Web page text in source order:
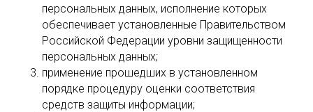
персональных данных, исполнение которых
обеспечивает установленные Правительством
Российской Федерации уровни защищенности
персональных данных;
применение прошедших в установленном
порядке процедуру оценки соответствия
средств защиты информации;